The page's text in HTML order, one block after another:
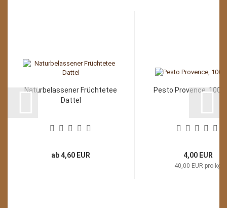
Naturbelassener Früchtetee
Dattel
ab 4,60 EUR
Pesto Provence, 100g
4,00 EUR
40,00 EUR pro kg